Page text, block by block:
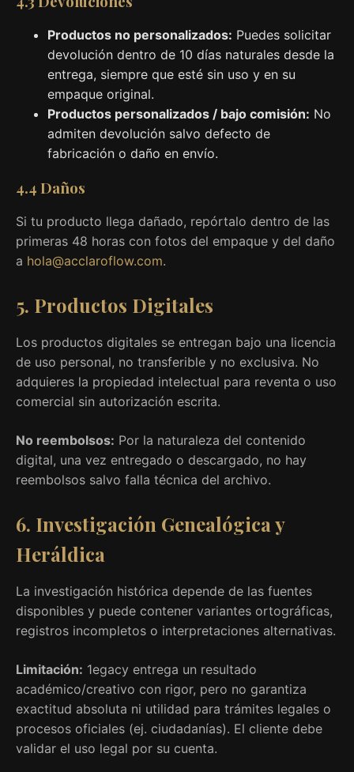
Productos no personalizados: Puedes solicitar
devolución dentro de 10 días naturales desde la
entrega, siempre que esté sin uso y en su
empaque original.
Productos personalizados / bajo comisión: No
admiten devolución salvo defecto de
fabricación o daño en envío.
4.4 Daños
Si tu producto llega dañado, repórtalo dentro de las
primeras 48 horas con fotos del empaque y del daño
a hola@acclaroflow.com.
5. Productos Digitales
Los productos digitales se entregan bajo una licencia
de uso personal, no transferible y no exclusiva. No
adquieres la propiedad intelectual para reventa o uso
comercial sin autorización escrita.
No reembolsos: Por la naturaleza del contenido
digital, una vez entregado o descargado, no hay
reembolsos salvo falla técnica del archivo.
6. Investigación Genealógica y
Heráldica
La investigación histórica depende de las fuentes
disponibles y puede contener variantes ortográficas,
registros incompletos o interpretaciones alternativas.
Limitación: 1egacy entrega un resultado
académico/creativo con rigor, pero no garantiza
exactitud absoluta ni utilidad para trámites legales o
procesos oficiales (ej. ciudadanías). El cliente debe
validar el uso legal por su cuenta.